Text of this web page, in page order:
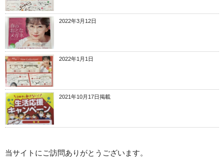
2022年3月12日
2022年1月1日
2021年10月17日掲載
当サイトにご訪問ありがとうございます。